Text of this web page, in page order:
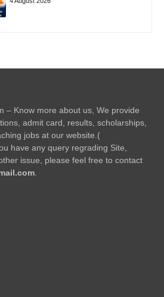
– Know more about us, We provide
admit card, results, scholarships,
jobs at our website.(
have any query regrading Site,
issue, please feel free to contact